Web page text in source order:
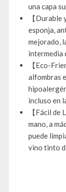
una capa
【
esponja,
mejorado,
intermedia
【Eco-
alfombras
incluso en
【Fácil de
mano, a
puede
vino tinto